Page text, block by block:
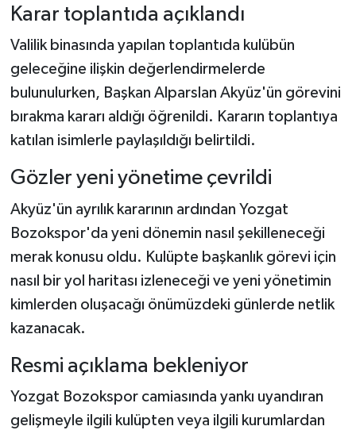
Karar toplantıda açıklandı
Valilik binasında yapılan toplantıda kulübün
geleceğine ilişkin değerlendirmelerde
bulunulurken, Başkan Alparslan Akyüz'ün görevini
bırakma kararı aldığı öğrenildi. Kararın toplantıya
katılan isimlerle paylaşıldığı belirtildi.
Gözler yeni yönetime çevrildi
Akyüz'ün ayrılık kararının ardından Yozgat
Bozokspor'da yeni dönemin nasıl şekilleneceği
merak konusu oldu. Kulüpte başkanlık görevi için
nasıl bir yol haritası izleneceği ve yeni yönetimin
kimlerden oluşacağı önümüzdeki günlerde netlik
kazanacak.
Resmi açıklama bekleniyor
Yozgat Bozokspor camiasında yankı uyandıran
gelişmeyle ilgili kulüpten veya ilgili kurumlardan